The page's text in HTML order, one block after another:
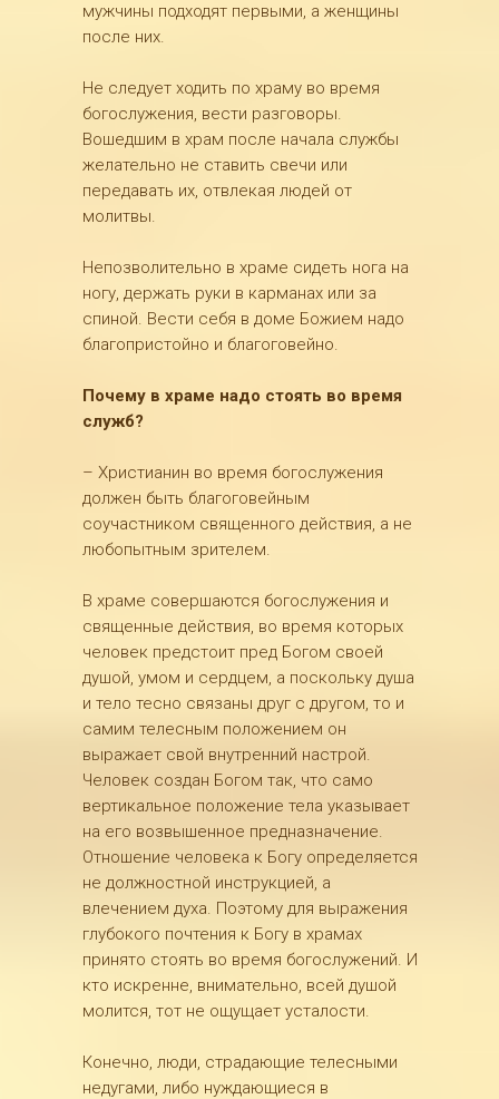
мужчины подходят первыми, а женщины
после них.
Не следует ходить по храму во время
богослужения, вести разговоры.
Вошедшим в храм после начала службы
желательно не ставить свечи или
передавать их, отвлекая людей от
молитвы.
Непозволительно в храме сидеть нога на
ногу, держать руки в карманах или за
спиной. Вести себя в доме Божием надо
благопристойно и благоговейно.
Почему в храме надо стоять во время
служб?
– Христианин во время богослужения
должен быть благоговейным
соучастником священного действия, а не
любопытным зрителем.
В храме совершаются богослужения и
священные действия, во время которых
человек предстоит пред Богом своей
душой, умом и сердцем, а поскольку душа
и тело тесно связаны друг с другом, то и
самим телесным положением он
выражает свой внутренний настрой.
Человек создан Богом так, что само
вертикальное положение тела указывает
на его возвышенное предназначение.
Отношение человека к Богу определяется
не должностной инструкцией, а
влечением духа. Поэтому для выражения
глубокого почтения к Богу в храмах
принято стоять во время богослужений. И
кто искренне, внимательно, всей душой
молится, тот не ощущает усталости.
Конечно, люди, страдающие телесными
недугами, либо нуждающиеся в